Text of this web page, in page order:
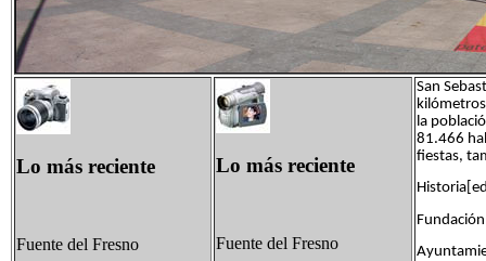
Lo más reciente
Fuente del Fresno
Lo más reciente
Fuente del Fresno
San
la
81.466
fiestas,